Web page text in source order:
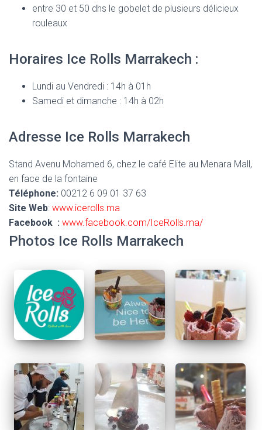
entre 30 et 50 dhs le gobelet de plusieurs délicieux
rouleaux
Horaires Ice Rolls Marrakech :
Lundi au Vendredi : 14h à 01h
Samedi et dimanche : 14h à 02h
Adresse Ice Rolls Marrakech
Stand Avenu Mohamed 6, chez le café Elite au Menara Mall,
en face de la fontaine
Téléphone: 00212 6 09 01 37 63
Site Web: www.icerolls.ma
Facebook : www.facebook.com/IceRolls.ma/
Photos Ice Rolls Marrakech